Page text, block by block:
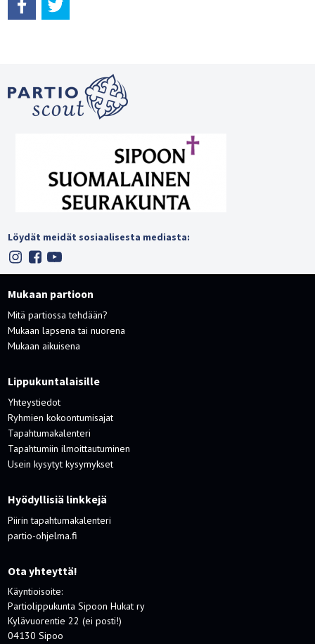
Löydät meidät sosiaalisesta mediasta:
Mukaan partioon
Mitä partiossa tehdään?
Mukaan lapsena tai nuorena
Mukaan aikuisena
Lippukuntalaisille
Yhteystiedot
Ryhmien kokoontumisajat
Tapahtumakalenteri
Tapahtumiin ilmoittautuminen
Usein kysytyt kysymykset
Hyödyllisiä linkkejä
Piirin tapahtumakalenteri
partio-ohjelma.fi
Ota yhteyttä!
Käyntioisoite:
Partiolippukunta Sipoon Hukat ry
Kylävuorentie 22 (ei posti!)
04130 Sipoo